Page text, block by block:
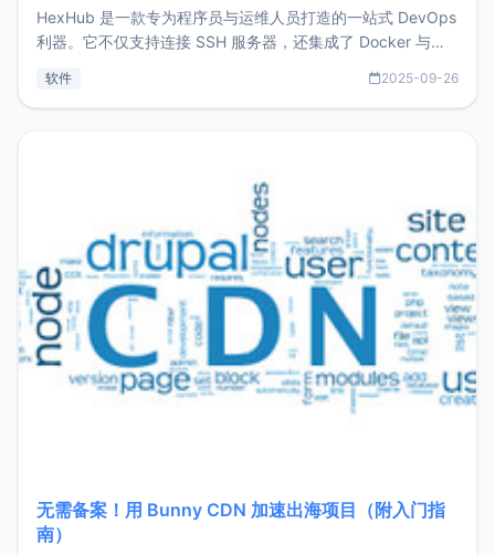
HexHub 是一款专为程序员与运维人员打造的一站式 DevOps
利器。它不仅支持连接 SSH 服务器，还集成了 Docker 与常
件间频繁切换，仅凭 HexHub 即可同时搞定运维与数据库操
软件 2025-09-26
无需备案！用 Bunny CDN 加速出海项目（附入门指
南）